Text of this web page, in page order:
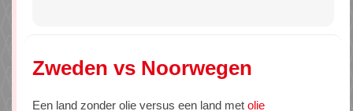
Zweden vs Noorwegen
Een land zonder olie versus een land met olie